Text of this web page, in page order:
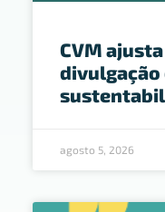
CVM
agosto 5, 2026